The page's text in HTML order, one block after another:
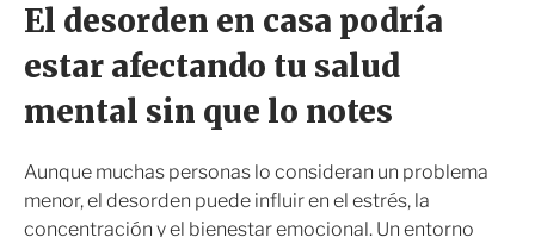
i
o
r
El desorden en casa podría
estar afectando tu salud
mental sin que lo notes
Aunque muchas personas lo consideran un problema
menor, el desorden puede influir en el estrés, la
concentración y el bienestar emocional. Un entorno